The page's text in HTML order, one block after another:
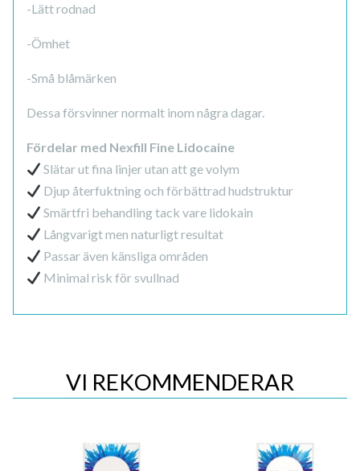
-Lätt rodnad
-Ömhet
-Små blåmärken
Dessa försvinner normalt inom några dagar.
Fördelar med Nexfill Fine Lidocaine
Slätar ut fina linjer utan att ge volym
Djup återfuktning och förbättrad hudstruktur
Smärtfri behandling tack vare lidokain
Långvarigt men naturligt resultat
Passar även känsliga områden
Minimal risk för svullnad
VI REKOMMENDERAR